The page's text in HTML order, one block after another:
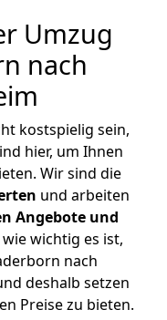
Umzug
nach
kostspielig sein,
hier, um Ihnen
Wir sind die
und arbeiten
Angebote und
wichtig es ist,
nach
deshalb setzen
Preise zu bieten.